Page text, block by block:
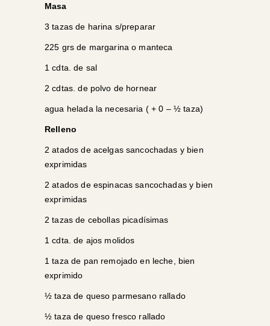
Masa
3 tazas de harina s/preparar
225 grs de margarina o manteca
1 cdta. de sal
2 cdtas. de polvo de hornear
agua helada la necesaria ( + 0 – ½ taza)
Relleno
2 atados de acelgas sancochadas y bien
exprimidas
2 atados de espinacas sancochadas y bien
exprimidas
2 tazas de cebollas picadísimas
1 cdta. de ajos molidos
1 taza de pan remojado en leche, bien
exprimido
½ taza de queso parmesano rallado
½ taza de queso fresco rallado